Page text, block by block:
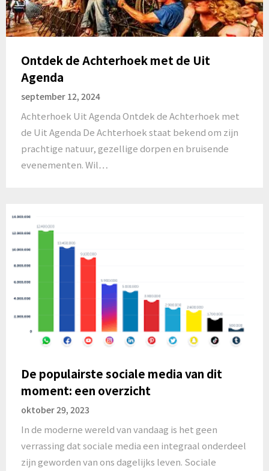
Ontdek de Achterhoek met de Uit
Agenda
september 12, 2024
Achterhoek Uit Agenda Ontdek de Achterhoek met
de Uit Agenda De Achterhoek staat bekend om zijn
prachtige natuur, gezellige dorpen en bruisende
evenementen. Wil…
De populairste sociale media van dit
moment: een overzicht
oktober 29, 2023
In de moderne wereld van vandaag is het geen
verrassing dat sociale media een integraal onderdeel
zijn geworden van ons dagelijks leven. Sociale